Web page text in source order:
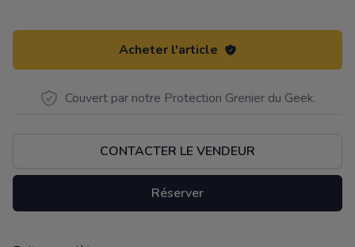
Acheter l'article
Couvert par notre Protection Grenier du Geek.
CONTACTER LE VENDEUR
Réserver